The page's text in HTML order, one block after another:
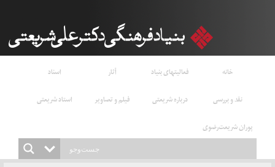
خانه فعالیتهای بنیاد آثار
اسناد
نقد و بررسی
درباره شریعتی فیلم و تصاویر
استاد شریعتی
پوران شریعت‌رضوی